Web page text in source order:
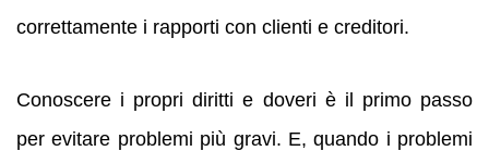
correttamente i rapporti con clienti e creditori.
Conoscere i propri diritti e doveri è il primo passo
per evitare problemi più gravi. E, quando i problemi